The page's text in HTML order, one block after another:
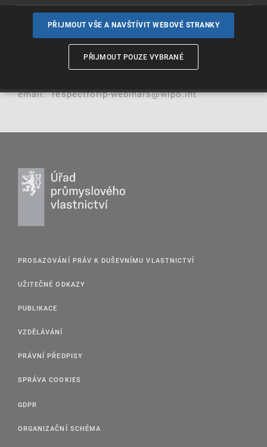
Webinář je přístupný široké veřejnosti, proběhne v
angličtině a je zdarma.
Více informací a přihlášení na webinář
Chcete-li dostávat pravidelně informace o
email: respectforip-webinars@wipo.int
PROSAZOVÁNÍ PRÁV K DUŠEVNÍMU VLASTNICTVÍ
UŽITEČNÉ ODKAZY
PUBLIKACE
VZDĚLÁVÁNÍ
PRÁVNÍ PŘEDPISY
SPRÁVA COOKIES
GDPR
ORGANIZAČNÍ SCHÉMA
PŘIJMOUT VŠE A NAVŠTÍVIT WEBOVÉ STRANKY
PŘIJMOUT POUZE VYBRANÉ